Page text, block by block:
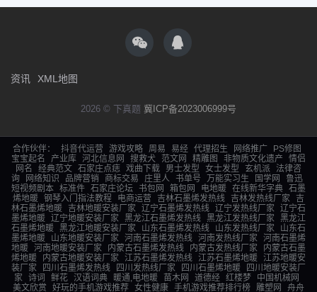
资讯 XML地图
2026 © 下真题 冀ICP备2023006999号
合作伙伴： 抖音代运营 游戏攻略 周易 易经 代理招生 网络推广
PS修图
宝宝起名
产业库 河北信息网 搜救犬 范文网 精雕图 非物质文化遗产
情侣
网名
经典范文 石家庄点痣 戏曲下载 男士发型 女士发型 玄机派
法律咨
询
网络知识 品牌营销 商标交易 庄里人 书单号 万能实习生 国学网
鲁迅
短视频剧本 标准件 石家庄论坛 书包网 箱包网 电地暖 在线新华字典 石墨
烯地暖 钢琴入门指法教程 电商运营 吉林石墨烯发热线 吉林发热线厂家
吉
林石墨烯地暖
吉林地暖安装厂家 辽宁石墨烯发热线 辽宁发热线厂家
辽宁石
墨烯地暖 辽宁地暖安装厂家 黑龙江石墨烯发热线 黑龙江发热线厂家
黑龙江
石墨烯地暖 黑龙江地暖安装厂家 山东石墨烯发热线 山东发热线厂家
山东石
墨烯地暖
山东地暖安装厂家 河南石墨烯发热线 河南发热线厂家
河南石墨烯
地暖 河南地暖安装厂家 内蒙古石墨烯发热线 内蒙古发热线厂家
内蒙古石墨
烯地暖
内蒙古地暖安装厂家 江苏石墨烯发热线 江苏石墨烯地暖
江苏地暖安
装厂家
四川石墨烯发热线 四川发热线厂家 四川石墨烯地暖
四川地暖安装厂
家
诗词 鲜花 汉语词典 暖通,电地暖 苗木网 道德经 红楼梦
中国机械网
美文欣赏
好玩的手机游戏推荐 女性健康 手机游戏推荐排行榜 雕塑网 舟舟